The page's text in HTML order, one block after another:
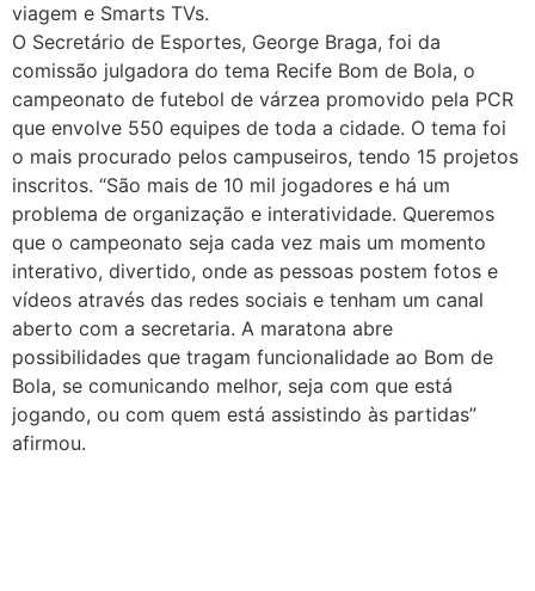
viagem e Smarts TVs.
O Secretário de Esportes, George Braga, foi da
comissão julgadora do tema Recife Bom de Bola, o
campeonato de futebol de várzea promovido pela PCR
que envolve 550 equipes de toda a cidade. O tema foi
o mais procurado pelos campuseiros, tendo 15 projetos
inscritos. “São mais de 10 mil jogadores e há um
problema de organização e interatividade. Queremos
que o campeonato seja cada vez mais um momento
interativo, divertido, onde as pessoas postem fotos e
vídeos através das redes sociais e tenham um canal
aberto com a secretaria. A maratona abre
possibilidades que tragam funcionalidade ao Bom de
Bola, se comunicando melhor, seja com que está
jogando, ou com quem está assistindo às partidas”
afirmou.